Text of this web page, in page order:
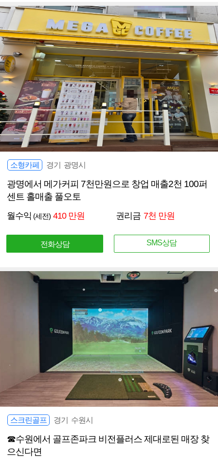
소형카페 경기 광명시
광명에서 메가커피 7천만원으로 창업 매출2천 100퍼
센트 홀매출 풀오토
월수익 (세전) 410 만원 권리금 7천 만원
전화상담 SMS상담
스크린골프 경기 수원시
☎수원에서 골프존파크 비전플러스 제대로된 매장 찾
으신다면